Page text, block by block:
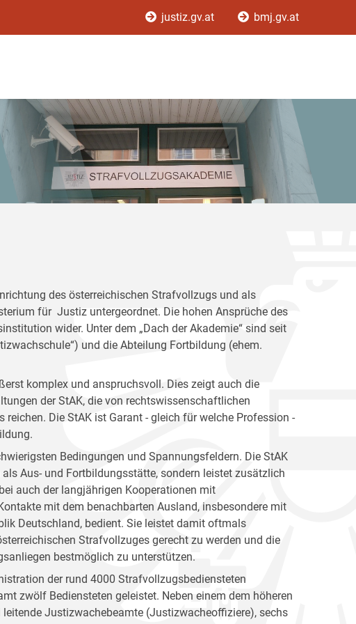
justiz.gv.at bmj.gv.at
des österreichischen Strafvollzugs und als
für Justiz untergeordnet. Die hohen Ansprüche des
wider. Unter dem „Dach der Akademie“ sind seit
und die Abteilung Fortbildung (ehem.
komplex und anspruchsvoll. Dies zeigt auch die
der StAK, die von rechtswissenschaftlichen
Die StAK ist Garant - gleich für welche Profession -
Bedingungen und Spannungsfeldern. Die StAK
Aus- und Fortbildungsstätte, sondern leistet zusätzlich
auch der langjährigen Kooperationen mit
mit dem benachbarten Ausland, insbesondere mit
Deutschland, bedient. Sie leistet damit oftmals
Strafvollzuges gerecht zu werden und die
bestmöglich zu unterstützen.
der rund 4000 Strafvollzugsbediensteten
zwölf Bediensteten geleistet. Neben einem dem höheren
Justizwachebeamte (Justizwacheoffiziere), sechs